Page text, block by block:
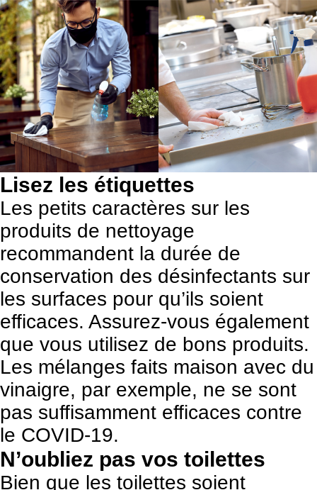
Lisez les étiquettes
Les petits caractères sur les
produits de nettoyage
recommandent la durée de
conservation des désinfectants sur
les surfaces pour qu’ils soient
efficaces. Assurez-vous également
que vous utilisez de bons produits.
Les mélanges faits maison avec du
vinaigre, par exemple, ne se sont
pas suffisamment efficaces contre
le COVID-19.
N’oubliez pas vos toilettes
Bien que les toilettes soient